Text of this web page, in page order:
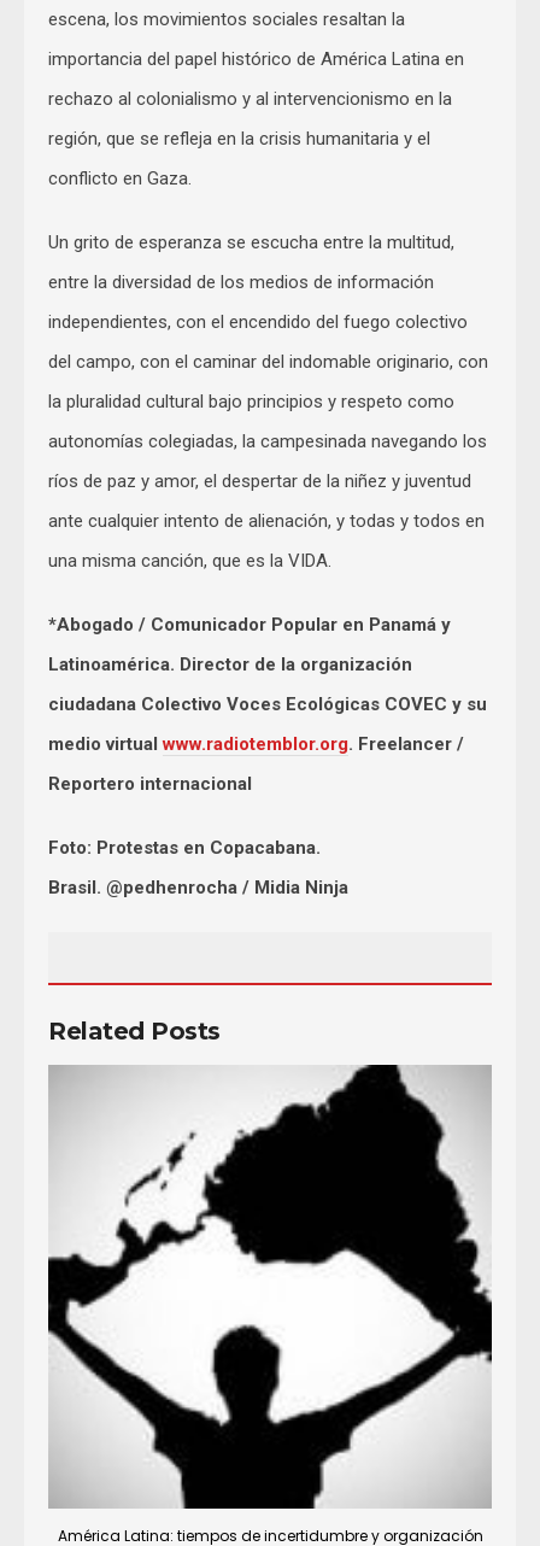
escena, los movimientos sociales resaltan la
importancia del papel histórico de América Latina en
rechazo al colonialismo y al intervencionismo en la
región, que se refleja en la crisis humanitaria y el
conflicto en Gaza.
Un grito de esperanza se escucha entre la multitud,
entre la diversidad de los medios de información
independientes, con el encendido del fuego colectivo
del campo, con el caminar del indomable originario, con
la pluralidad cultural bajo principios y respeto como
autonomías colegiadas, la campesinada navegando los
ríos de paz y amor, el despertar de la niñez y juventud
ante cualquier intento de alienación, y todas y todos en
una misma canción, que es la VIDA.
*Abogado / Comunicador Popular en Panamá y
Latinoamérica. Director de la organización
ciudadana Colectivo Voces Ecológicas COVEC y su
medio virtualwww.radiotemblor.org. Freelancer /
Reportero internacional
Foto: Protestas en Copacabana.
Brasil. @pedhenrocha / Midia Ninja
Related Posts
América Latina: tiempos de incertidumbre y organización